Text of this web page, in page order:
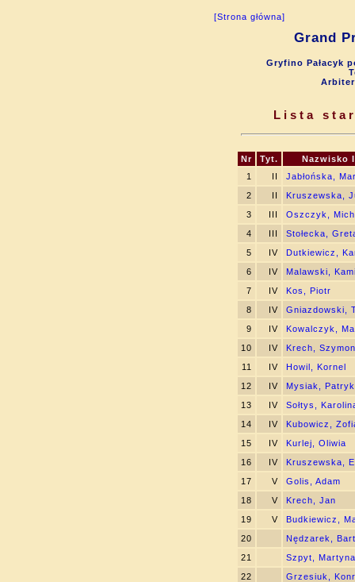
[Strona główna]
Grand
Gryfino Pałacyk
Lista
Nr Tyt.
Nazwisko
1
II
Jabłońska,
2
II
Kruszewska,
3
III
Oszczyk,
4
III
Stołecka,
5
IV
Dutkiewicz,
6
IV
Malawski,
7
IV
Kos, Piotr
8
IV
Gniazdowski,
9
IV
Kowalczyk,
10
IV
Krech, Szymon
11
IV
Howil, Kornel
12
IV
Mysiak, Patryk
13
IV
Sołtys,
14
IV
Kubowicz,
15
IV
Kurlej, Oliwia
16
IV
Kruszewska,
17
V
Golis, Adam
18
V
Krech, Jan
19
V
Budkiewicz,
20
Nędzarek,
21
Szpyt, Martyna
22
Grzesiuk,